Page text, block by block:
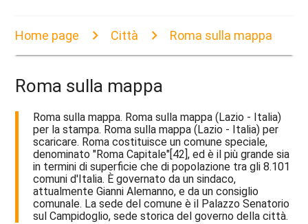
Home page Città Roma sulla mappa
Roma sulla mappa
Roma sulla mappa. Roma sulla mappa (Lazio - Italia)
per la stampa. Roma sulla mappa (Lazio - Italia) per
scaricare. Roma costituisce un comune speciale,
denominato "Roma Capitale"[42], ed è il più grande sia
in termini di superficie che di popolazione tra gli 8.101
comuni d'Italia. È governato da un sindaco,
attualmente Gianni Alemanno, e da un consiglio
comunale. La sede del comune è il Palazzo Senatorio
sul Campidoglio, sede storica del governo della città.